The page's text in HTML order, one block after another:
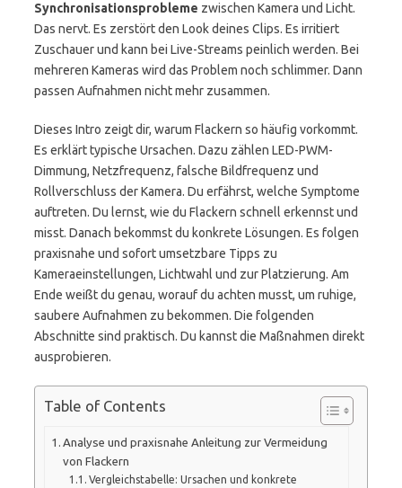
Synchronisationsprobleme zwischen Kamera und Licht.
Das nervt. Es zerstört den Look deines Clips. Es irritiert
Zuschauer und kann bei Live-Streams peinlich werden. Bei
mehreren Kameras wird das Problem noch schlimmer. Dann
passen Aufnahmen nicht mehr zusammen.
Dieses Intro zeigt dir, warum Flackern so häufig vorkommt.
Es erklärt typische Ursachen. Dazu zählen LED-PWM-
Dimmung, Netzfrequenz, falsche Bildfrequenz und
Rollverschluss der Kamera. Du erfährst, welche Symptome
auftreten. Du lernst, wie du Flackern schnell erkennst und
misst. Danach bekommst du konkrete Lösungen. Es folgen
praxisnahe und sofort umsetzbare Tipps zu
Kameraeinstellungen, Lichtwahl und zur Platzierung. Am
Ende weißt du genau, worauf du achten musst, um ruhige,
saubere Aufnahmen zu bekommen. Die folgenden
Abschnitte sind praktisch. Du kannst die Maßnahmen direkt
ausprobieren.
Table of Contents
Analyse und praxisnahe Anleitung zur Vermeidung
von Flackern
Vergleichstabelle: Ursachen und konkrete